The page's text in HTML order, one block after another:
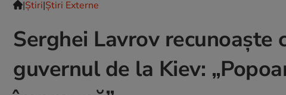
|Ştiri|Știri Externe
Serghei Lavrov recunoaște
guvernul de la Kiev: